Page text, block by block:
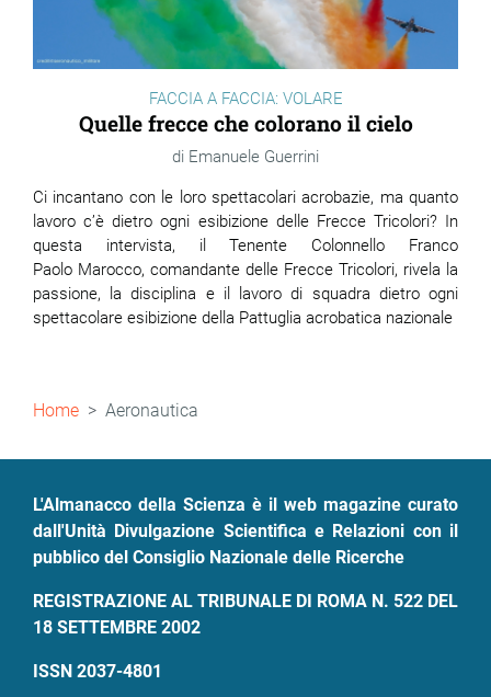
FACCIA A FACCIA: VOLARE
Quelle frecce che colorano il cielo
Emanuele Guerrini
Ci incantano con le loro spettacolari acrobazie, ma quanto
lavoro c’è dietro ogni esibizione delle Frecce Tricolori? In
questa intervista, il Tenente Colonnello Franco
Paolo Marocco, comandante delle Frecce Tricolori, rivela la
passione, la disciplina e il lavoro di squadra dietro ogni
spettacolare esibizione della Pattuglia acrobatica nazionale
Briciole
Home Aeronautica
L'Almanacco della Scienza è il web magazine curato
dall'Unità Divulgazione Scientifica e Relazioni con il
pubblico del Consiglio Nazionale delle Ricerche
REGISTRAZIONE AL TRIBUNALE DI ROMA N. 522 DEL
18 SETTEMBRE 2002
ISSN 2037-4801